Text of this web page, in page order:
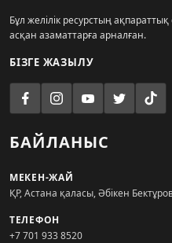
Бұл желілік ресурстың
асқан азаматтарға арналған.
БІЗГЕ ЖАЗЫЛУ
БАЙЛАНЫС
МЕКЕН-ЖАЙ
ҚР, Астана қаласы, Әбікен
ТЕЛЕФОН
+7 701 933 8520